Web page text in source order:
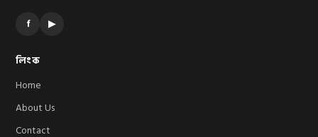
f ▶
লিংক
Home
About Us
Contact